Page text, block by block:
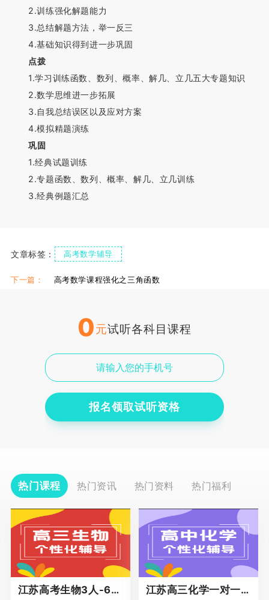
2.训练强化解题能力
3.总结解题方法，举一反三
4.基础知识得到进一步巩固
点拨
1.学习训练函数、数列、概率、解几、立几五大专题知识
2.数学思维进一步拓展
3.自我总结误区以及应对方案
4.模拟精题演练
巩固
1.经典试题训练
2.专题函数、数列、概率、解几、立几训练
3.经典例题汇总
文章标签： 高考数学辅导
下一篇： 高考数学课程强化之三角函数
0元试听各科目课程
报名领取试听资格
热门课程 热门资讯 热门资料 热门福利
江苏高考生物3人-6人小班助力课程 江苏高三化学一对一个性化冲刺辅导